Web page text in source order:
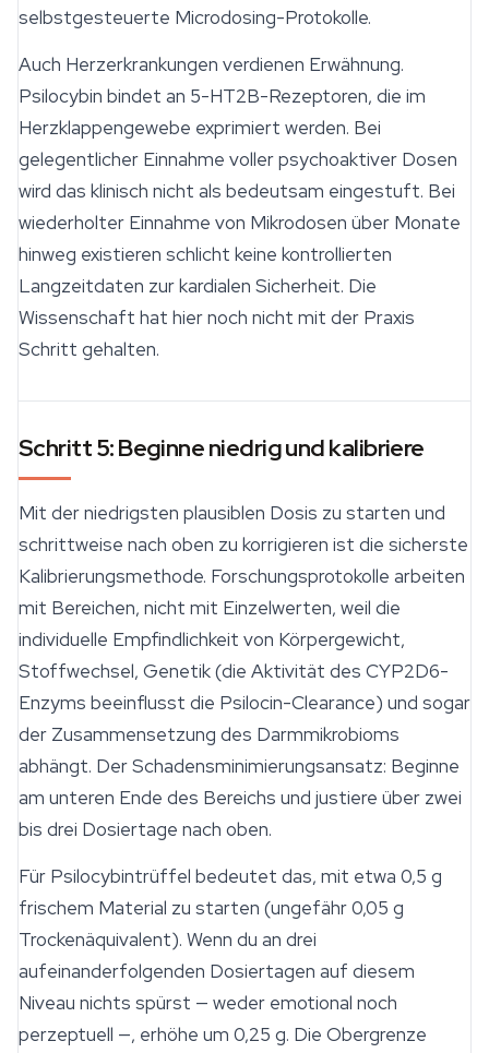
selbstgesteuerte Microdosing-Protokolle.
Auch Herzerkrankungen verdienen Erwähnung.
Psilocybin bindet an 5-HT2B-Rezeptoren, die im
Herzklappen­gewebe exprimiert werden. Bei
gelegentlicher Einnahme voller psychoaktiver Dosen
wird das klinisch nicht als bedeutsam eingestuft. Bei
wiederholter Einnahme von Mikrodosen über Monate
hinweg existieren schlicht keine kontrollierten
Langzeitdaten zur kardialen Sicherheit. Die
Wissenschaft hat hier noch nicht mit der Praxis
Schritt gehalten.
Schritt 5: Beginne niedrig und kalibriere
Mit der niedrigsten plausiblen Dosis zu starten und
schrittweise nach oben zu korrigieren ist die sicherste
Kalibrierungsmethode. Forschungsprotokolle arbeiten
mit Bereichen, nicht mit Einzelwerten, weil die
individuelle Empfindlichkeit von Körpergewicht,
Stoffwechsel, Genetik (die Aktivität des CYP2D6-
Enzyms beeinflusst die Psilocin-Clearance) und sogar
der Zusammensetzung des Darmmikrobioms
abhängt. Der Schadensminimierungsansatz: Beginne
am unteren Ende des Bereichs und justiere über zwei
bis drei Dosiertage nach oben.
Für Psilocybintrüffel bedeutet das, mit etwa 0,5 g
frischem Material zu starten (ungefähr 0,05 g
Trockenäquivalent). Wenn du an drei
aufeinanderfolgenden Dosiertagen auf diesem
Niveau nichts spürst — weder emotional noch
perzeptuell —, erhöhe um 0,25 g. Die Obergrenze